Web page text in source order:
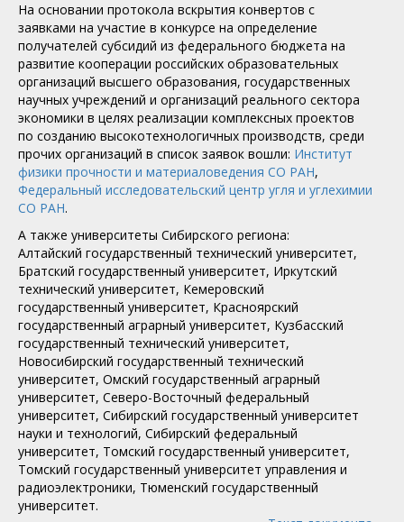
На основании протокола вскрытия конвертов с
заявками на участие в конкурсе на определение
получателей субсидий из федерального бюджета на
развитие кооперации российских образовательных
организаций высшего образования, государственных
научных учреждений и организаций реального сектора
экономики в целях реализации комплексных проектов
по созданию высокотехнологичных производств, среди
прочих организаций в список заявок вошли: Институт
физики прочности и материаловедения СО РАН,
Федеральный исследовательский центр угля и углехимии
СО РАН.
А также университеты Сибирского региона:
Алтайский государственный технический университет,
Братский государственный университет, Иркутский
технический университет, Кемеровский
государственный университет, Красноярский
государственный аграрный университет, Кузбасский
государственный технический университет,
Новосибирский государственный технический
университет, Омский государственный аграрный
университет, Северо-Восточный федеральный
университет, Сибирский государственный университет
науки и технологий, Сибирский федеральный
университет, Томский государственный университет,
Томский государственный университет управления и
радиоэлектроники, Тюменский государственный
университет.